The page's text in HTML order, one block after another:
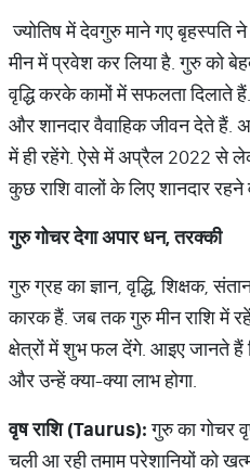
ज्‍योतिष में देवगुरु माने गए बृहस्‍पति
मीन में प्रवेश कर लिया है. गुरु को
वृद्धि करके कामों में सफलता दिलाते
और शानदार वैवाहिक जीवन देते हैं.
में ही रहेंगे. ऐसे में अप्रैल 2022 से
कुछ राशि वालों के लिए शानदार रहने
गुरुगोचरदेगाअपारधन,तरक्की
गुरु ग्रह का ज्ञान, वृद्धि, शिक्षक,
कारक हैं. जब तक गुरु मीन राशि में
क्षेत्रों में शुभ फल देंगे. आइए जानते हैं
और उन्‍हें क्‍या-क्‍या लाभ होगा.
वृषराशि(Taurus):गुरु का गोचर
चली आ रही तमाम परेशानियों को